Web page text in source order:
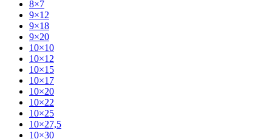
8×7
9×12
9×18
9×20
10×10
10×12
10×15
10×17
10×20
10×22
10×25
10×27,5
10×30